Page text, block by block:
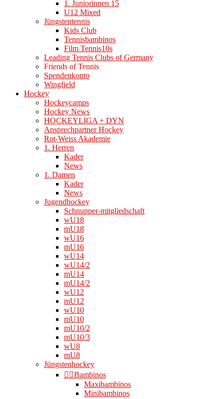
1. Juniorinnen 15
U12 Mixed
Jüngstentennis
Kids Club
Tennisbambinos
Film Tennis10s
Leading Tennis Clubs of Germany
Friends of Tennis
Spendenkonto
Wingfield
Hockey
Hockeycamps
Hockey News
HOCKEYLIGA + DYN
Ansprechpartner Hockey
Rot-Weiss Akademie
1. Herren
Kader
News
1. Damen
Kader
News
Jugendhockey
Schnupper-mitgliedschaft
wU18
mU18
wU16
mU16
wU14
wU14/2
mU14
mU14/2
wU12
mU12
wU10
mU10
mU10/2
mU10/3
wU8
mU8
Jüngstenhockey
👉🏻Bambinos
Maxibambinos
Minibambinos